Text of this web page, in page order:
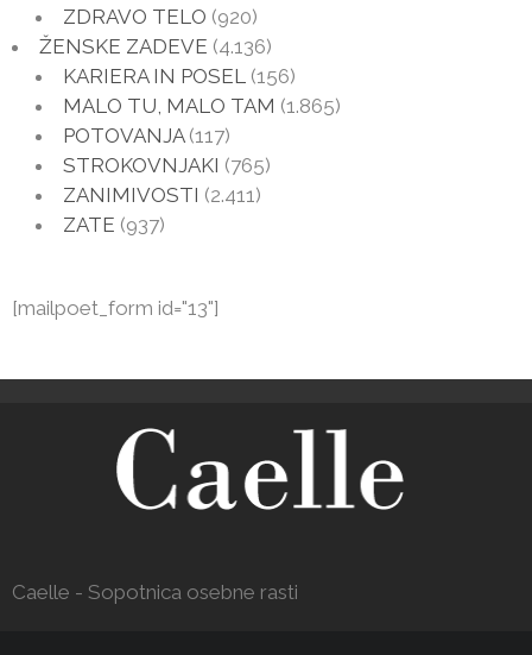
ZDRAVO TELO (920)
ŽENSKE ZADEVE (4.136)
KARIERA IN POSEL (156)
MALO TU, MALO TAM (1.865)
POTOVANJA(117)
STROKOVNJAKI (765)
ZANIMIVOSTI (2.411)
ZATE (937)
[mailpoet_form id="13"]
Caelle - Sopotnica osebne rasti